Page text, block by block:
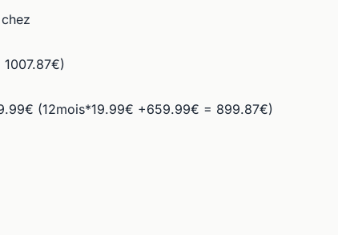
(12mois*19.99€ +659.99€ = 899.87€)